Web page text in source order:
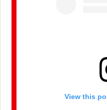
View this